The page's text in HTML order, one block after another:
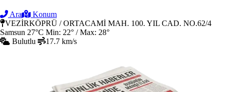
Ara
Konum
VEZİRKÖPRÜ / ORTACAMİ MAH. 100. YIL CAD. NO.62/4
Samsun 27°C Min: 22° / Max: 28°
Bulutlu
17.7 km/s